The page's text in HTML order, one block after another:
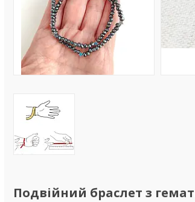
Подвійний браслет з